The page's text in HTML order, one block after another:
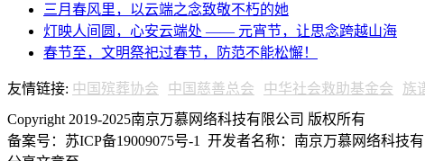
三月春风里，以云端之念致敬不朽的她
灯映人间圆，心安云端处 —— 元宵节，让思念跨越山海
春节至，文明祭祀过春节，防范不能松懈！
友情链接: 中国殡葬协会 中国慈善总会 中华社会救助基金会 族
Copyright 2019-2025南京万慕网络科技有限公司 版权所有
备案号：苏ICP备19009075号-1
开发者名称：南京万慕网络科技